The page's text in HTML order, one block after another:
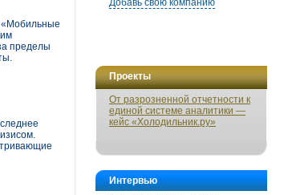
Добавь свою компанию
Проекты
От разрозненной отчетности к
единой системе аналитики —
кейс «Холодильник.ру»
Интервью
«Мобильные
пределы